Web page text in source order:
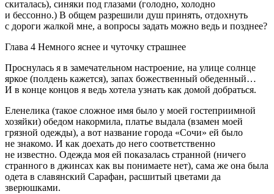
скиталась), синяки под глазами (голодно, холодно
и бессонно.) В общем разрешили душ принять, отдохнуть
с дороги жалкой мне, а вопросы задать можно ведь и позднее?
Глава 4 Немного яснее и чуточку страшнее
Проснулась я в замечательном настроение, на улице солнце
яркое (полдень кажется), запах божественный обеденный…
И в конце концов я ведь хотела узнать как домой добраться.
Еленелика (такое сложное имя было у моей гостеприимной
хозяйки) обедом накормила, платье выдала (взамен моей
грязной одежды), а вот название города «Сочи» ей было
не знакомо. И как доехать до него соответственно
не известно. Одежда моя ей показалась странной (ничего
странного в джинсах как вы понимаете нет), сама же она была
одета в славянский Сарафан, расшитый цветами да
зверюшками.